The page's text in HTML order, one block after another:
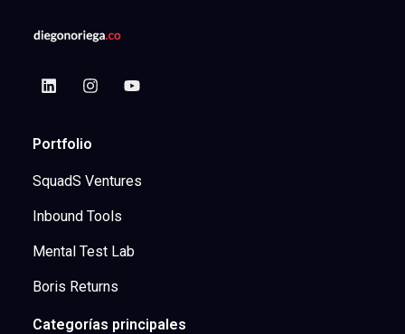
Portfolio
SquadS Ventures
Inbound Tools
Mental Test Lab
Boris Returns
Categorías principales